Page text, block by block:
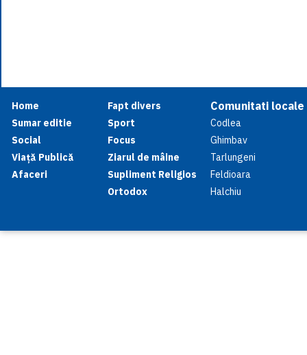
Home
Sumar editie
Social
Viață Publică
Afaceri
Fapt divers
Sport
Focus
Ziarul de mâine
Supliment Religios
Ortodox
Comunitati locale
Codlea
Ghimbav
Tarlungeni
Feldioara
Halchiu